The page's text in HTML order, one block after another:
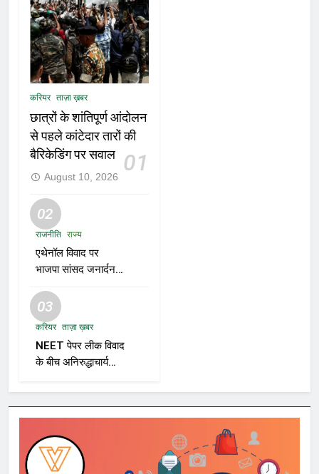
करियर ताज़ा ख़बर
छात्रों के शांतिपूर्ण आंदोलन
से पहले कांटेदार तारों की
बैरिकेडिंग पर सवाल
01
August 10, 2026
02
राजनीति राज्य
एथेनॉल विवाद पर
भाजपा सांसद जनार्दन
पेट्रोल तुम्हारे बाप के घर
से आएगा?”
03
करियर ताज़ा ख़बर
NEET पेपर लीक विवाद
के बीच अनिरुद्धाचार्य
सरकार पर साधा
निशाना